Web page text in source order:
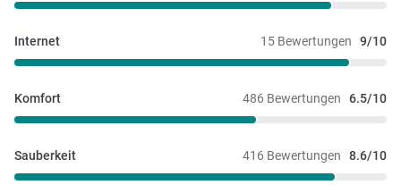
15 Bewertungen 9/10
Internet
486 Bewertungen 6.5/10
Komfort
416 Bewertungen 8.6/10
Sauberkeit